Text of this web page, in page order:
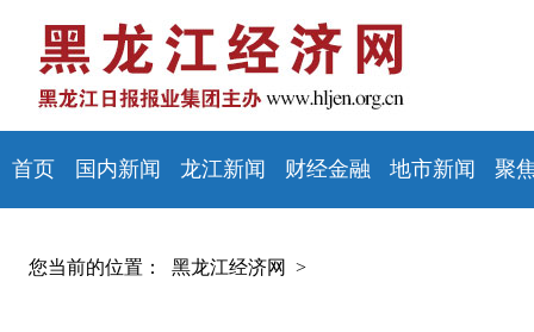
首页 国内新闻 龙江新闻 财经金融 地市新闻 聚
您当前的位置： 黑龙江经济网 >